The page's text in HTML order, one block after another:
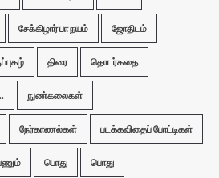
சேக்கிழார் பா நயம் ஜோதிடம்
திரை தொடர்கதை
நுண்கலைகள்
நேர்காணல்கள் படக்கவிதைப் போட்டிகள்
பொது பொது